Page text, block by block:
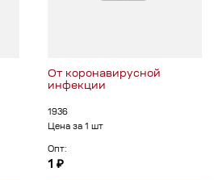
От коронавирусной
инфекции
1936
Цена за 1 шт
Опт:
1 ₽